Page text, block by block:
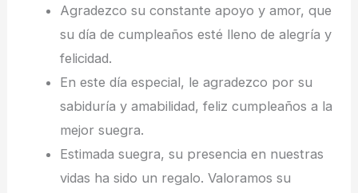
Agradezco su constante apoyo y amor, que
su día de cumpleaños esté lleno de alegría y
felicidad.
En este día especial, le agradezco por su
sabiduría y amabilidad, feliz cumpleaños a la
mejor suegra.
Estimada suegra, su presencia en nuestras
vidas ha sido un regalo. Valoramos su